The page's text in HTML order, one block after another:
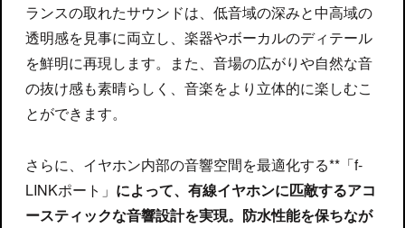
ランスの取れたサウンドは、低音域の深みと中高域の
透明感を見事に両立し、楽器やボーカルのディテール
を鮮明に再現します。また、音場の広がりや自然な音
の抜け感も素晴らしく、音楽をより立体的に楽しむこ
とができます。
さらに、イヤホン内部の音響空間を最適化する**「f-
LINKポート」 によって、有線イヤホンに匹敵するアコ
ースティックな音響設計を実現。防水性能を保ちなが